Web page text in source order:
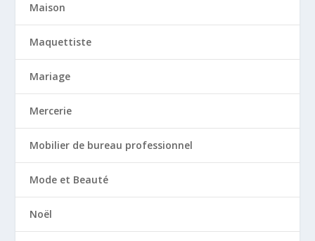
Maison
Maquettiste
Mariage
Mercerie
Mobilier de bureau professionnel
Mode et Beauté
Noël